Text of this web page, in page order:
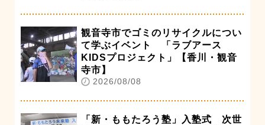
観音寺市でゴミのリサイクルについ
て学ぶイベント 「ラブアース
KIDSプロジェクト」【香川・観音
寺市】
2026/08/08
「新・ももたろう塾」入塾式 次世